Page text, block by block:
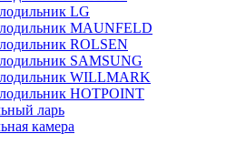
LG
MAUNFELD
ROLSEN
SAMSUNG
WILLMARK
HOTPOINT
ларь
камера